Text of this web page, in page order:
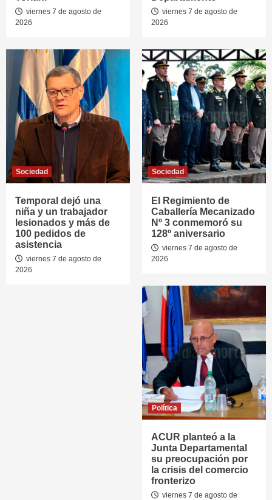
viernes 7 de agosto de
2026
viernes 7 de agosto de
2026
Sociedad
Temporal dejó una
niña y un trabajador
lesionados y más de
100 pedidos de
asistencia
viernes 7 de agosto de
2026
Sociedad
El Regimiento de
Caballería Mecanizado
Nº 3 conmemoró su
128º aniversario
viernes 7 de agosto de
2026
Política
ACUR planteó a la
Junta Departamental
su preocupación por
la crisis del comercio
fronterizo
viernes 7 de agosto de